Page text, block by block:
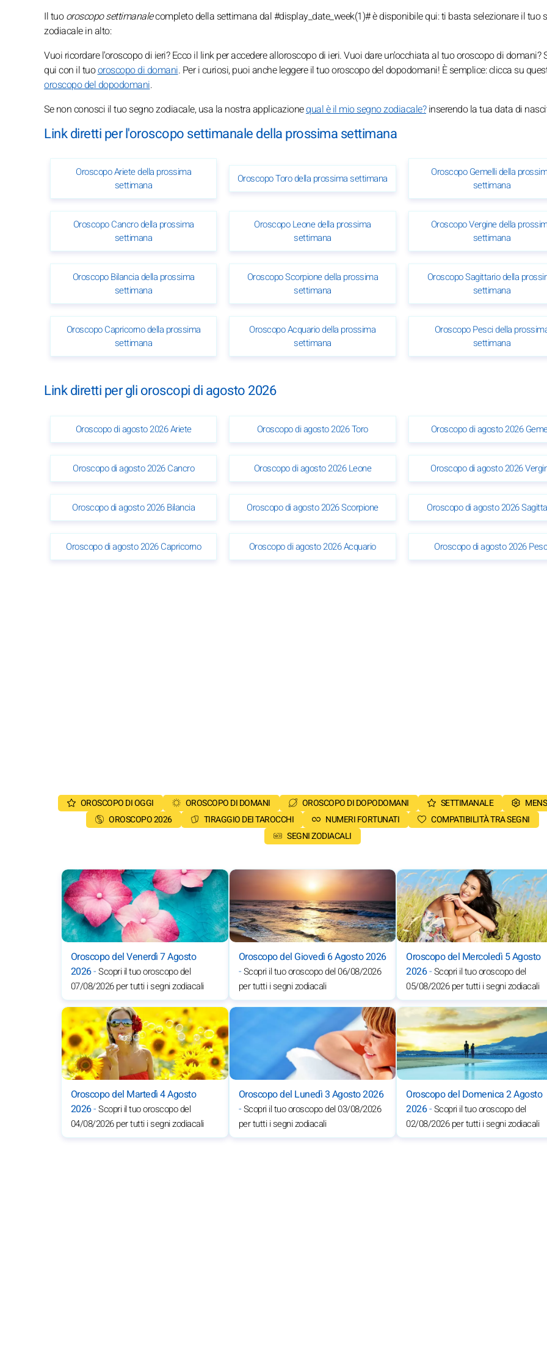
Il tuooroscopo settimanalecompleto della settimana dal #display_date_week(1)# è disponibile qui: ti basta selezionare il tuo
zodiacale in alto:
Vuoi ricordare l'oroscopo di ieri? Ecco il link per accedere alloroscopo di ieri. Vuoi dare un'occhiata al tuo oroscopo di domani?
qui con il tuooroscopo di domani. Per i curiosi, puoi anche leggere il tuo oroscopo del dopodomani! È semplice: clicca su
oroscopo del dopodomani.
Se non conosci il tuo segno zodiacale, usa la nostra applicazionequal è il mio segno zodiacale?inserendo la tua data di
Link diretti per l'oroscopo settimanale della prossima settimana
Oroscopo Ariete della prossima
settimana
Oroscopo Toro della prossima settimana
Oroscopo Gemelli della
settimana
Oroscopo Cancro della prossima
settimana
Oroscopo Leone della prossima
settimana
Oroscopo Vergine della
settimana
Oroscopo Bilancia della prossima
settimana
Oroscopo Scorpione della prossima
settimana
Oroscopo Sagittario della
settimana
Oroscopo Capricorno della prossima
settimana
Oroscopo Acquario della prossima
settimana
Oroscopo Pesci della
settimana
Link diretti per gli oroscopi di agosto 2026
Oroscopo di agosto 2026 Ariete Oroscopo di agosto 2026 Toro Oroscopo di agosto 2026
Oroscopo di agosto 2026 Cancro Oroscopo di agosto 2026 Leone Oroscopo di agosto 2026
Oroscopo di agosto 2026 Bilancia Oroscopo di agosto 2026 Scorpione Oroscopo di agosto 2026
Oroscopo di agosto 2026 Capricorno Oroscopo di agosto 2026 Acquario Oroscopo di agosto 2026
OROSCOPO DI OGGI OROSCOPO DI DOMANI OROSCOPO DI DOPODOMANI SETTIMANALE
OROSCOPO 2026
TIRAGGIO DEI TAROCCHI NUMERI FORTUNATI
COMPATIBILITÀ TRA SEGNI
SEGNI ZODIACALI
Oroscopo del Venerdì 7 Agosto
2026-Scopri il tuo oroscopo del
07/08/2026 per tutti i segni zodiacali
Oroscopo del Giovedì 6 Agosto 2026
-Scopri il tuo oroscopo del 06/08/2026
per tutti i segni zodiacali
Oroscopo del Mercoledì 5 Agosto
2026-Scopri il tuo oroscopo del
05/08/2026 per tutti i segni zodiacali
Oroscopo del Martedì 4 Agosto
2026-Scopri il tuo oroscopo del
04/08/2026 per tutti i segni zodiacali
Oroscopo del Lunedì 3 Agosto 2026
-Scopri il tuo oroscopo del 03/08/2026
per tutti i segni zodiacali
Oroscopo del Domenica 2 Agosto
2026-Scopri il tuo oroscopo del
02/08/2026 per tutti i segni zodiacali